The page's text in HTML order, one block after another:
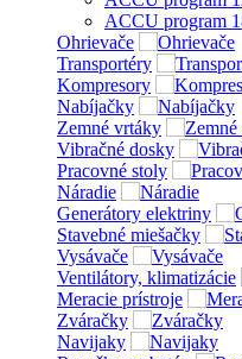
ACCU program
Ohrievače
Transportéry
Kompresory
Nabíjačky
Zemné vrtáky
Vibračné dosky
Pracovné stoly
Náradie
Generátory elektriny
Stavebné miešačky
Vysávače
Ventilátory, klimatizácie
Meracie prístroje
Zváračky
Navijaky